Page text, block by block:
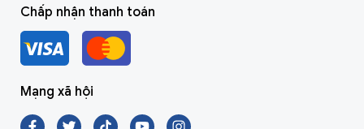
Chấp nhận thanh toán
Mạng xã hội